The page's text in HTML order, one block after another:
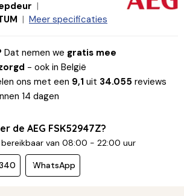
Meer specificaties
Dat nemen we gratis mee
- ook in België
ons met een 9,1 uit 34.055 reviews
14 dagen
de AEG FSK52947Z?
van 08:00 - 22:00 uur
WhatsApp